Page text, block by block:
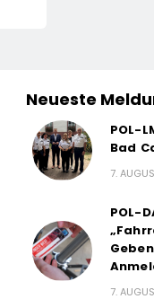
Neueste
POL-
Bad
7.
POL-
7.